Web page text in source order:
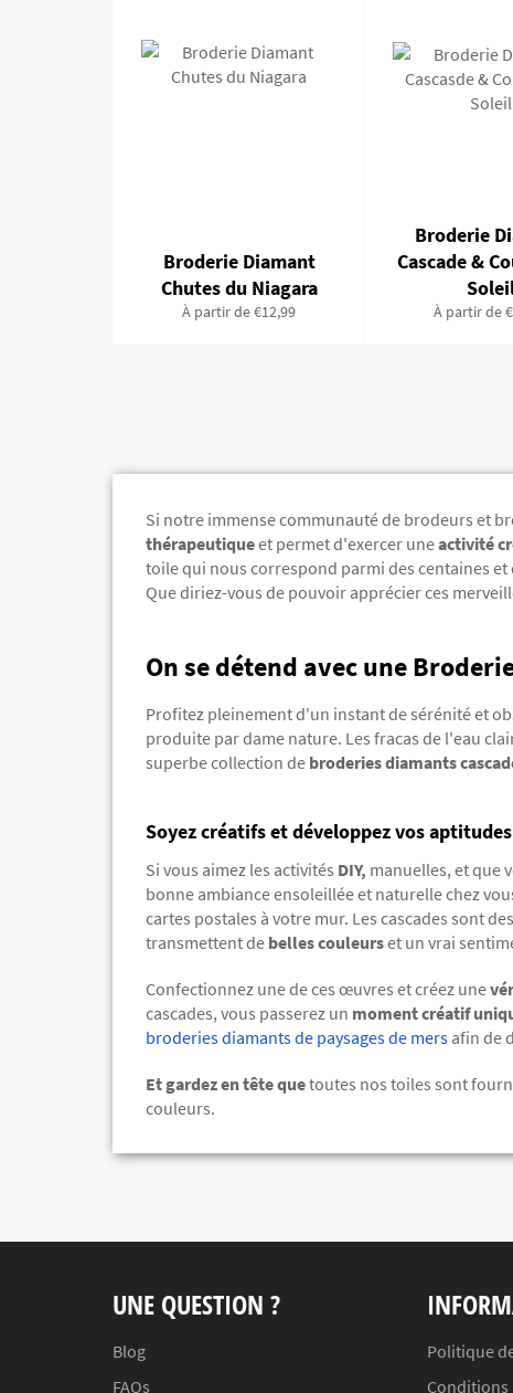
Broderie Diamant
Chutes du Niagara
À partir de €12,99
Broderie
Cascade &
À partir de
Si notre immense communauté de brodeurs et
thérapeutiqueet permet d'exercer uneactivité
toile qui nous correspond parmi des centaines
Que diriez-vous de pouvoir apprécier ces
On se détend avec une
Profitez pleinement d'un instant de sérénité et
produite par dame nature. Les fracas de l'eau
superbe collection de broderies diamants
Soyez créatifs et développez vos
Si vous aimez les activités DIY, manuelles, et que
bonne ambiance ensoleillée et naturelle chez
cartes postales à votre mur. Les cascades sont
transmettent de belles couleurset un vrai
Confectionnez une de ces œuvres et créez une
cascades, vous passerez un moment créatif
broderies diamants de paysages de mers afin de
Et gardez en tête quetoutes nos toiles sont
couleurs.
UNE QUESTION ?
Blog
FAQs
Politique
Conditions